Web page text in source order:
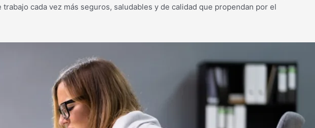
cada vez más seguros, saludables y de calidad que propendan por el